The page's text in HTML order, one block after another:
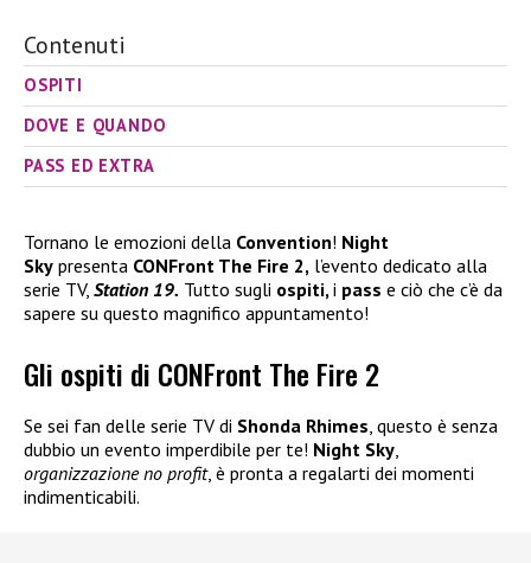
Contenuti
OSPITI
DOVE E QUANDO
PASS ED EXTRA
Tornano le emozioni della Convention! Night
Sky presenta CONFront The Fire 2, l’evento dedicato alla
serie TV, Station 19. Tutto sugli ospiti,i pass e ciò che c’è da
sapere su questo magnifico appuntamento!
Gli ospiti di CONFront The Fire 2
Se sei fan delle serie TV di Shonda Rhimes , questo è senza
dubbio un evento imperdibile per te! Night Sky
organizzazione no profit, è pronta a regalarti dei momenti
indimenticabili.